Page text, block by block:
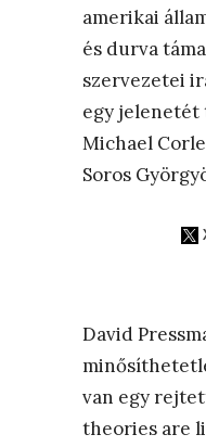
amerikai
és durva
szervezetei
egy jelenetét
Michael
Soros
David
van egy
theories are